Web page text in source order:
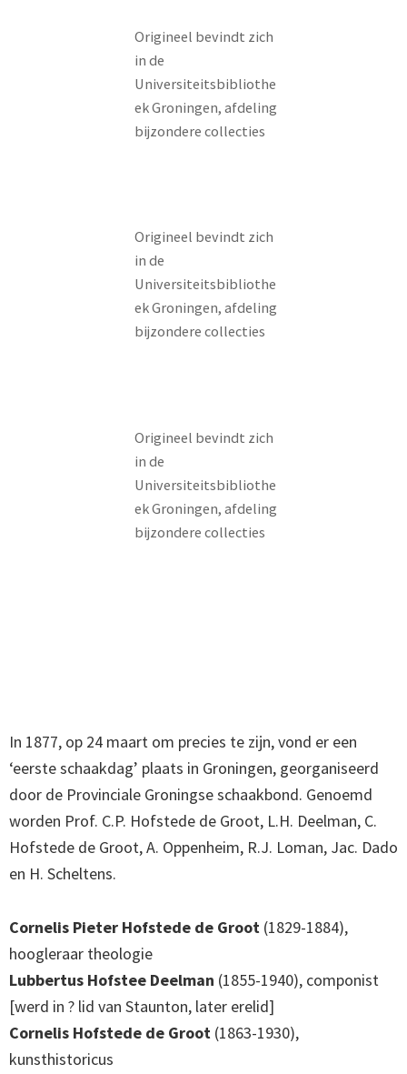
Origineel bevindt zich
in de
Universiteitsbibliothe
ek Groningen, afdeling
bijzondere collecties
Origineel bevindt zich
in de
Universiteitsbibliothe
ek Groningen, afdeling
bijzondere collecties
Origineel bevindt zich
in de
Universiteitsbibliothe
ek Groningen, afdeling
bijzondere collecties
In 1877, op 24 maart om precies te zijn, vond er een
‘eerste schaakdag’ plaats in Groningen, georganiseerd
door de Provinciale Groningse schaakbond. Genoemd
worden Prof. C.P. Hofstede de Groot, L.H. Deelman, C.
Hofstede de Groot, A. Oppenheim, R.J. Loman, Jac. Dado
en H. Scheltens.
Cornelis Pieter Hofstede de Groot (1829-1884),
hoogleraar theologie
Lubbertus Hofstee Deelman (1855-1940), componist
[werd in ? lid van Staunton, later erelid]
Cornelis Hofstede de Groot (1863-1930),
kunsthistoricus